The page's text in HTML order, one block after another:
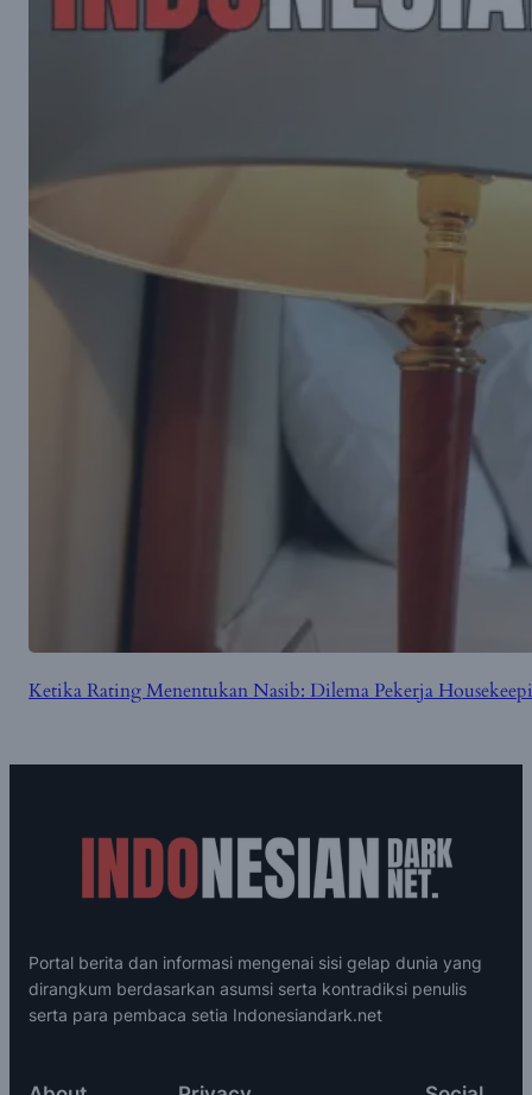
Ketika Rating Menentukan Nasib: Dilema Pekerja
Portal berita dan informasi mengenai sisi gelap dunia yang
dirangkum berdasarkan asumsi serta kontradiksi penulis
serta para pembaca setia Indonesiandark.net